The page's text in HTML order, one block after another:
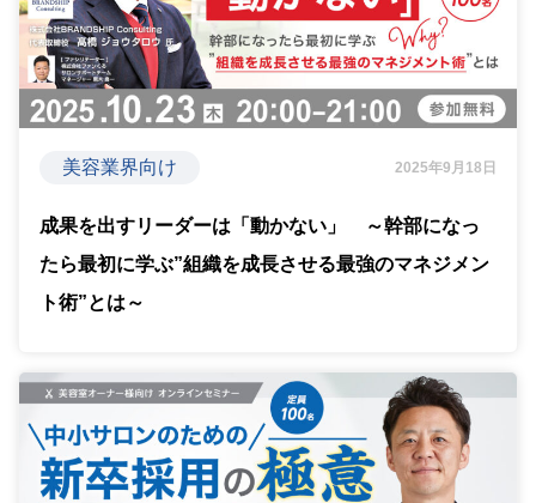
美容業界向け 2025年9月18日
成果を出すリーダーは「動かない」 ～幹部になっ
たら最初に学ぶ”組織を成長させる最強のマネジメン
ト術”とは～